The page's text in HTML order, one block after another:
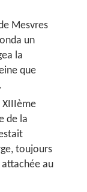
Mesvres
un
la
que
XIIIème
de la
toujours
au